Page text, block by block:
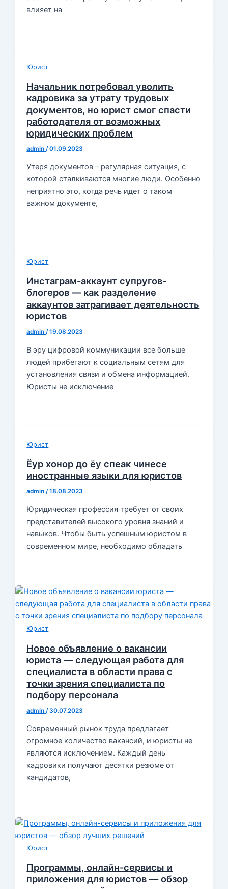
влияет на
Юрист
Начальник потребовал уволить
кадровика за утрату трудовых
документов, но юрист смог спасти
работодателя от возможных
юридических проблем
admin /01.09.2023
Утеря документов – регулярная ситуация, с
которой сталкиваются многие люди. Особенно
неприятно это, когда речь идет о таком
важном документе,
Юрист
Инстаграм-аккаунт супругов-
блогеров — как разделение
аккаунтов затрагивает деятельность
юристов
admin/19.08.2023
В эру цифровой коммуникации все больше
людей прибегают к социальным сетям для
установления связи и обмена информацией.
Юристы не исключение
Юрист
Ёур хонор до ёу спеак чинесе
иностранные языки для юристов
admin/18.08.2023
Юридическая профессия требует от своих
представителей высокого уровня знаний и
навыков. Чтобы быть успешным юристом в
современном мире, необходимо обладать
Юрист
Новое объявление о вакансии
юриста — следующая работа для
специалиста в области права с
точки зрения специалиста по
подбору персонала
admin /30.07.2023
Современный рынок труда предлагает
огромное количество вакансий, и юристы не
являются исключением. Каждый день
кадровики получают десятки резюме от
кандидатов,
Юрист
Программы, онлайн-сервисы и
приложения для юристов — обзор